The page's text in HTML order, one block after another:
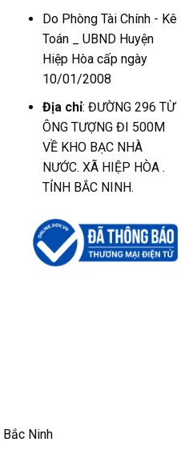
Do Phòng Tài Chính - Kê
Toán _ UBND Huyện
Hiệp Hòa cấp ngày
10/01/2008
Địa chỉ: ĐƯỜNG 296 TỪ
ÔNG TƯỢNG ĐI 500M
VỀ KHO BẠC NHÀ
NƯỚC. XÃ HIỆP HÒA .
TỈNH BẮC NINH.
Bắc Ninh